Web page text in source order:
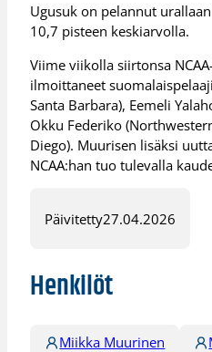
Ugusuk on pelannut
10,7 pisteen keskiarvolla.
Viime viikolla siirtonsa
ilmoittaneet
Santa Barbara), Eemeli
Okku Federiko
Diego). Muurisen lisäksi
NCAA:han tuo tulevalla
Päivitetty27.04.2026
Henkilöt
Miikka Muurinen